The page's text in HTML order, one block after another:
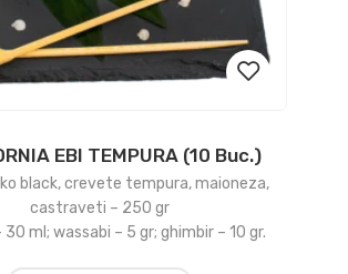
Add
wishlist
EBI TEMPURA (10 Buc.)
black, crevete tempura, maioneza,
castraveti – 250 gr
30 ml; wassabi – 5 gr; ghimbir – 10 gr.